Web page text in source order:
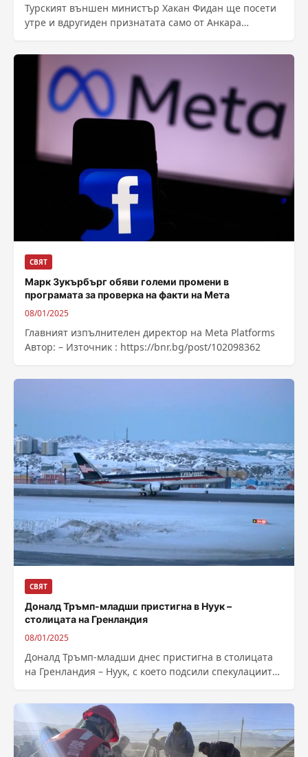
Турският външен министър Хакан Фидан ще посети
утре и вдругиден признатата само от Анкара
СВЯТ
Марк Зукърбърг обяви големи промени в
програмата за проверка на факти на Мета
08/01/2025
Главният изпълнителен директор на Meta Platforms
Автор: – Източник : https://bnr.bg/post/102098362
СВЯТ
Доналд Тръмп-младши пристигна в Нуук –
столицата на Гренландия
08/01/2025
Доналд Тръмп-младши днес пристигна в столицата
на Гренландия – Нуук, с което подсили спекулациите